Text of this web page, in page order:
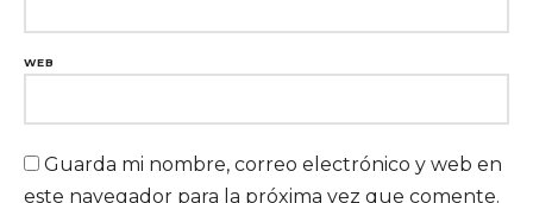
WEB
Guarda mi nombre, correo electrónico y web en
este navegador para la próxima vez que comente.